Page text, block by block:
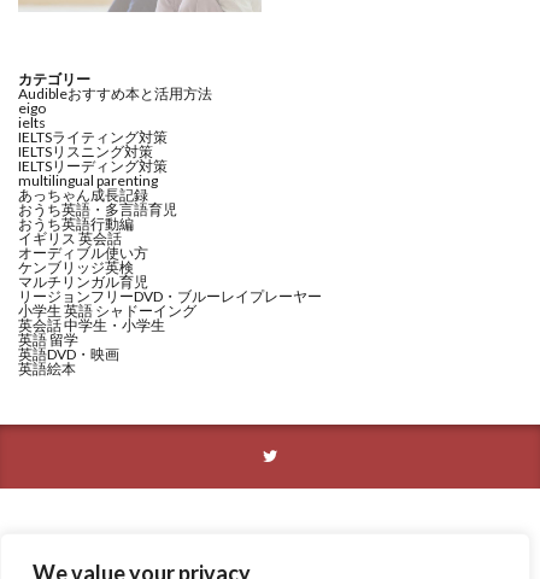
We value your privacy
カテゴリー
Audibleおすすめ本と活用方法
eigo
ielts
IELTSライティング対策
IELTSリスニング対策
IELTSリーディング対策
multilingual parenting
あっちゃん成長記録
おうち英語・多言語育児
おうち英語行動編
イギリス 英会話
オーディブル使い方
ケンブリッジ英検
マルチリンガル育児
リージョンフリーDVD・ブルーレイプレーヤー
小学生 英語 シャドーイング
英会話 中学生・小学生
英語 留学
英語DVD・映画
英語絵本